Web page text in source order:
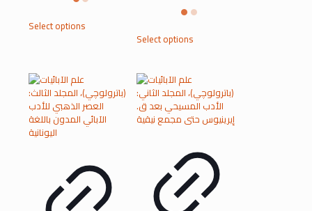
Select optionsproduct
options
may
be
the
product
page
Select optionsproduct
The
options
may
chosen
on
the
product
page